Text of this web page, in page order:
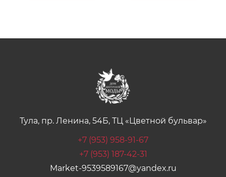
Тула, пр. Ленина, 54Б, ТЦ «Цветной бульвар»
+7 (953) 958-91-67
+7 (953) 187-42-31
Market-9539589167@yandex.ru